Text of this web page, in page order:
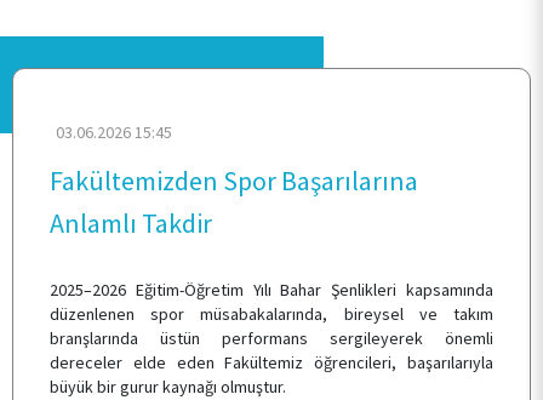
PERSONEL
BÖLÜMLER
03.06.2026 15:45
Fakültemizden Spor Başarılarına
Anlamlı Takdir
2025–2026 Eğitim-Öğretim Yılı Bahar Şenlikleri kapsamında
düzenlenen spor müsabakalarında, bireysel ve takım
branşlarında üstün performans sergileyerek önemli
dereceler elde eden Fakültemiz öğrencileri, başarılarıyla
büyük bir gurur kaynağı olmuştur.